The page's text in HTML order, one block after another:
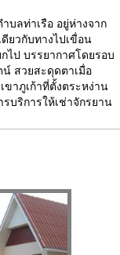
บลท่าเรือ อยู่ห่างจาก
ยวกับทางไปเขื่อน
ไป บรรยากาศโดยรอบ
สวยสะดุดตาเมื่อ
ขาภูเก้าที่ตั้งตระหง่าน
บริการให้เช่าจักรยาน